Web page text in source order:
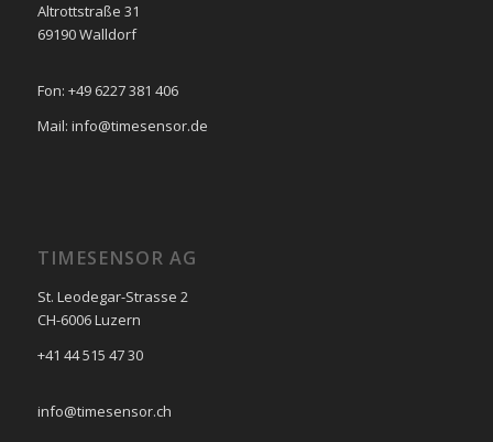
Altrottstraße 31
69190 Walldorf
Fon: +49 6227 381 406
Mail: info@timesensor.de
TIMESENSOR AG
St. Leodegar-Strasse 2
CH-6006 Luzern
+41 44 515 47 30
info@timesensor.ch